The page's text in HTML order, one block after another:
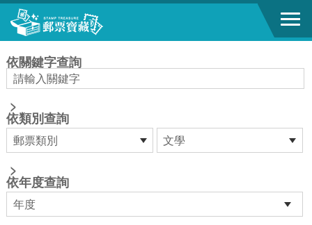
跳到主要內容區塊
依關鍵字查詢
>
依類別查詢
>
依年度查詢